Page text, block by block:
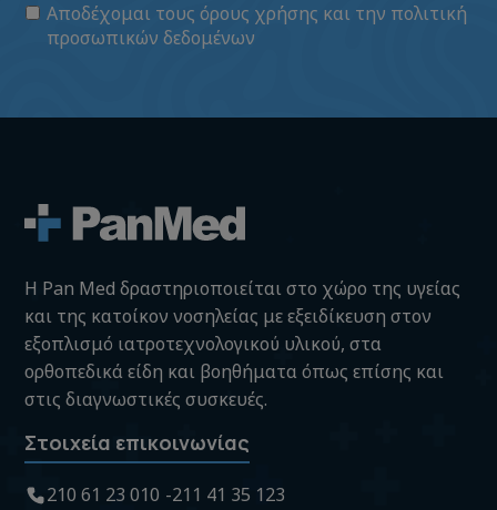
Αποδέχομαι τουςόρους χρήσης και την πολιτική
προσωπικών δεδομένων
H Pan Med δραστηριοποιείται στο χώρο της υγείας
και της κατοίκον νοσηλείας με εξειδίκευση στον
εξοπλισμό ιατροτεχνολογικού υλικού, στα
ορθοπεδικά είδη και βοηθήματα όπως επίσης και
στις διαγνωστικές συσκευές.
Στοιχεία επικοινωνίας
210 61 23 010 211 41 35 123